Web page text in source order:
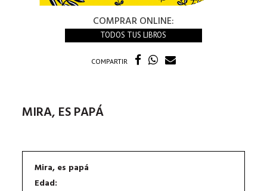
COMPRAR ONLINE:
TODOS TUS LIBROS
COMPARTIR
MIRA, ES PAPÁ
Mira, es papá
Edad: